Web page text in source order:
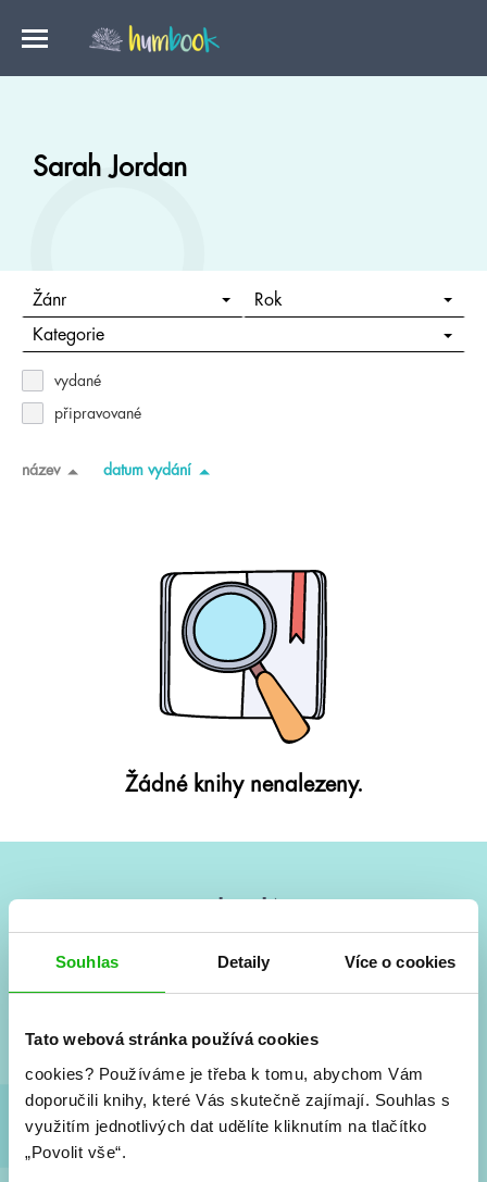
Souhlas Detaily Více o cookies
Tato webová stránka používá cookies
cookies? Používáme je třeba k tomu, abychom Vám
doporučili knihy, které Vás skutečně zajímají. Souhlas s
využitím jednotlivých dat udělíte kliknutím na tlačítko
„Povolit vše“.
Sarah Jordan
Žánr Rok
Kategorie
vydané
připravované
název datum vydání
Žádné knihy nenalezeny.
Vše kolem #youngadult každý měsíc rovnou do mailu!
a seriálové adaptace a další.